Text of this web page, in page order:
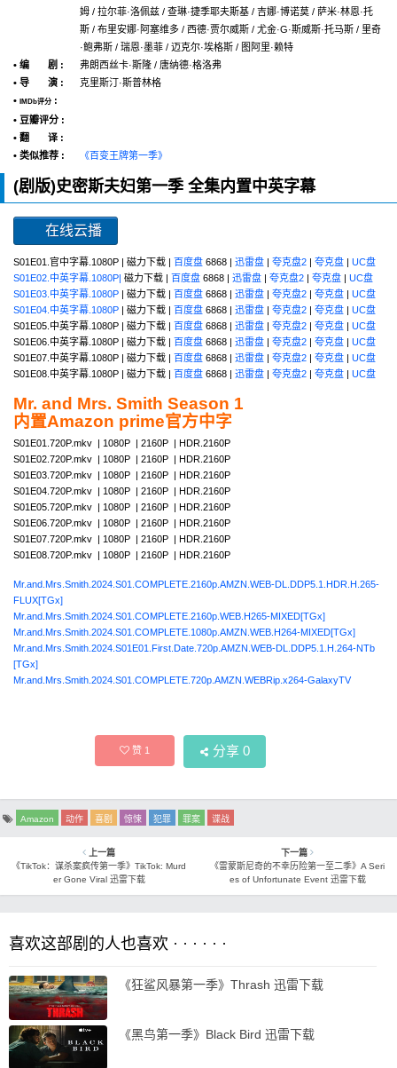
姆 / 拉尔菲·洛佩兹 / 查琳·捷季耶夫斯基 / 吉娜·博诺莫 / 萨米·林恩·托
斯 / 布里安娜·阿塞维多 / 西德·贾尔威斯 / 尤金·G·斯威斯·托马斯 / 里奇
·鲍弗斯 / 瑞恩·墨菲 / 迈克尔·埃格斯 / 图阿里·赖特
• 编 剧 :
弗朗西丝卡·斯隆 / 唐纳德·格洛弗
• 导 演 :
克里斯汀·斯普林格
•
IMDb评分 :
• 豆瓣评分 :
• 翻 译 :
• 类似推荐 :
《百变王牌第一季》
(剧版)史密斯夫妇第一季 全集内置中英字幕
在线云播
S01E01.官中字幕.1080P | 磁力下载 | 百度盘 6868 | 迅雷盘 | 夸克盘2 | 夸克盘 | UC盘
S01E02.中英字幕.1080P| 磁力下载 | 百度盘 6868 | 迅雷盘 | 夸克盘2 | 夸克盘 | UC盘
S01E03.中英字幕.1080P | 磁力下载 | 百度盘 6868 | 迅雷盘 | 夸克盘2 | 夸克盘 | UC盘
S01E04.中英字幕.1080P | 磁力下载 | 百度盘 6868 | 迅雷盘 | 夸克盘2 | 夸克盘 | UC盘
S01E05.中英字幕.1080P | 磁力下载 | 百度盘 6868 | 迅雷盘 | 夸克盘2 | 夸克盘 | UC盘
S01E06.中英字幕.1080P | 磁力下载 | 百度盘 6868 | 迅雷盘 | 夸克盘2 | 夸克盘 | UC盘
S01E07.中英字幕.1080P | 磁力下载 | 百度盘 6868 | 迅雷盘 | 夸克盘2 | 夸克盘 | UC盘
S01E08.中英字幕.1080P | 磁力下载 | 百度盘 6868 | 迅雷盘 | 夸克盘2 | 夸克盘 | UC盘
Mr. and Mrs. Smith Season 1
内置Amazon prime官方中字
S01E01.720P.mkv | 1080P | 2160P | HDR.2160P
S01E02.720P.mkv | 1080P | 2160P | HDR.2160P
S01E03.720P.mkv | 1080P | 2160P | HDR.2160P
S01E04.720P.mkv | 1080P | 2160P | HDR.2160P
S01E05.720P.mkv | 1080P | 2160P | HDR.2160P
S01E06.720P.mkv | 1080P | 2160P | HDR.2160P
S01E07.720P.mkv | 1080P | 2160P | HDR.2160P
S01E08.720P.mkv | 1080P | 2160P | HDR.2160P
Mr.and.Mrs.Smith.2024.S01.COMPLETE.2160p.AMZN.WEB-DL.DDP5.1.HDR.H.265-
FLUX[TGx]
Mr.and.Mrs.Smith.2024.S01.COMPLETE.2160p.WEB.H265-MIXED[TGx]
Mr.and.Mrs.Smith.2024.S01.COMPLETE.1080p.AMZN.WEB.H264-MIXED[TGx]
Mr.and.Mrs.Smith.2024.S01E01.First.Date.720p.AMZN.WEB-DL.DDP5.1.H.264-NTb
[TGx]
Mr.and.Mrs.Smith.2024.S01.COMPLETE.720p.AMZN.WEBRip.x264-GalaxyTV
赞1 分享 0
Amazon 动作 喜剧 惊悚 犯罪 罪案 谍战
上一篇
《TikTok：谋杀案疯传第一季》TikTok: Murd
er Gone Viral 迅雷下载
下一篇
《雷蒙斯尼奇的不幸历险第一至二季》A Seri
es of Unfortunate Event 迅雷下载
喜欢这部剧的人也喜欢 · · · · · ·
《狂鲨风暴第一季》Thrash 迅雷下载
《黑鸟第一季》Black Bird 迅雷下载